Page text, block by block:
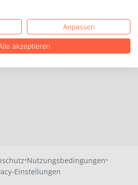
·Nutzungsbedingungen·
Einstellungen
Anpassen
akzeptieren